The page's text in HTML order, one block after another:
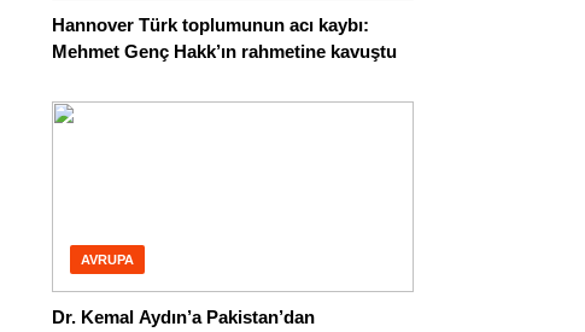
Hannover Türk toplumunun acı kaybı:
Mehmet Genç Hakk’ın rahmetine kavuştu
AVRUPA
Dr. Kemal Aydın’a Pakistan’dan